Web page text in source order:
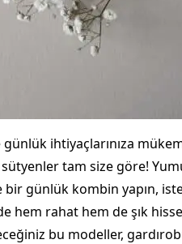
ihtiyaçlarınıza
tam size göre!
günlük kombin yapın,
hem rahat hem de şık
bu modeller,